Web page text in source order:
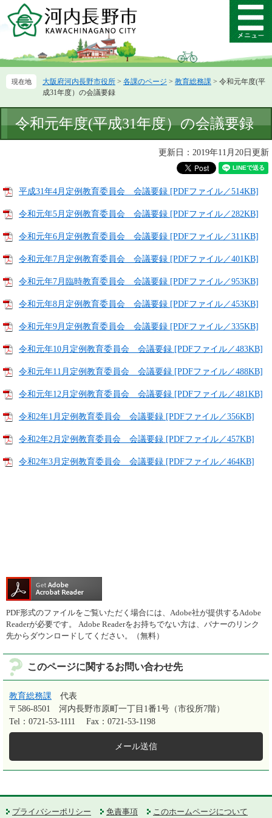
ー
先
ニ
を
て
メ
ニ
ー
大阪府河内長野市役所 > 各課のページ > 教育総務課 > 令和元年度(平
成31年度）の会議要録
文
令和元年度(平成31年度）の会議要録
更新日：2019年11月20日更新
平成31年4月定例教育委員会 会議要録 [PDFファイル／514KB]
令和元年5月定例教育委員会 会議要録 [PDFファイル／282KB]
令和元年6月定例教育委員会 会議要録 [PDFファイル／311KB]
令和元年7月定例教育委員会 会議要録 [PDFファイル／401KB]
令和元年7月臨時教育委員会 会議要録 [PDFファイル／953KB]
令和元年8月定例教育委員会 会議要録 [PDFファイル／453KB]
令和元年9月定例教育委員会 会議要録 [PDFファイル／335KB]
令和元年10月定例教育委員会 会議要録 [PDFファイル／483KB]
令和元年11月定例教育委員会 会議要録 [PDFファイル／488KB]
令和元年12月定例教育委員会 会議要録 [PDFファイル／481KB]
令和2年1月定例教育委員会 会議要録 [PDFファイル／356KB]
令和2年2月定例教育委員会 会議要録 [PDFファイル／457KB]
令和2年3月定例教育委員会 会議要録 [PDFファイル／464KB]
PDF形式のファイルをご覧いただく場合には、Adobe社が提供するAdobe
Readerが必要です。
Adobe Readerをお持ちでない方は、バナーのリンク
先からダウンロードしてください。（無料）
このページに関するお問い合わせ先
教育総務課
代表
〒586-8501
河内長野市原町一丁目1番1号（市役所7階）
Tel：0721-53-1111
Fax：0721-53-1198
メール送信
プライバシーポリシー 免責事項 このホームページについて